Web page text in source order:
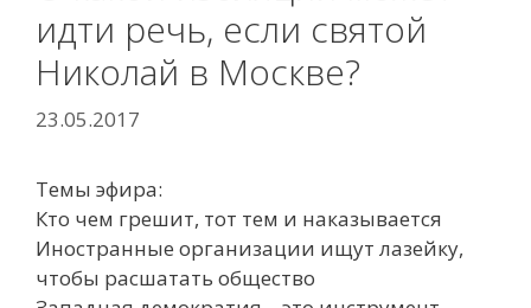
идти речь, если святой
Николай в Москве?
23.05.2017
Темы эфира:
Кто чем грешит, тот тем и наказывается
Иностранные организации ищут лазейку,
чтобы расшатать общество